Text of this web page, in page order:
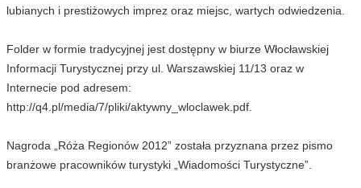
lubianych i prestiżowych imprez oraz miejsc, wartych odwiedzenia.
Folder w formie tradycyjnej jest dostępny w biurze Włocławskiej
Informacji Turystycznej przy ul. Warszawskiej 11/13 oraz w
Internecie pod adresem:
http://q4.pl/media/7/pliki/aktywny_wloclawek.pdf.
Nagroda „Róża Regionów 2012” została przyznana przez pismo
branżowe pracowników turystyki „Wiadomości Turystyczne”.